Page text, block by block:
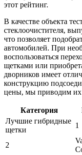
этот рейтинг.
В качестве объекта
стеклоочистителя,
что позволяет
автомобилей. При
воспользоваться
щетками или
дворников имеет
конструкцию
цены, мы приводим
Категория
Лучшие гибридные
щетки
1
2